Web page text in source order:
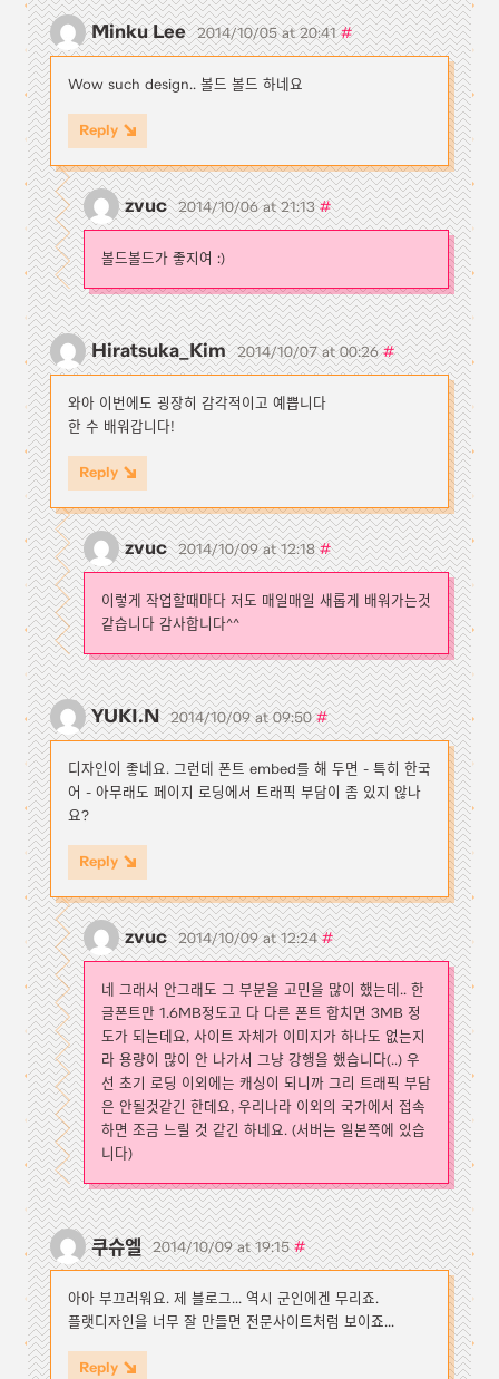
Minku Lee 2014/10/05 at 20:41#
Wow such design.. 볼드 볼드 하네요
Reply
zvuc 2014/10/06 at 21:13#
볼드볼드가 좋지여 :)
Hiratsuka_Kim 2014/10/07 at 00:26#
와아 이번에도 굉장히 감각적이고 예쁩니다
한 수 배워갑니다!
Reply
zvuc 2014/10/09 at 12:18#
이렇게 작업할때마다 저도 매일매일 새롭게 배워가는것
같습니다 감사합니다^^
YUKI.N 2014/10/09 at 09:50#
디자인이 좋네요. 그런데 폰트 embed를 해 두면 - 특히 한국
어 - 아무래도 페이지 로딩에서 트래픽 부담이 좀 있지 않나
요?
Reply
zvuc 2014/10/09 at 12:24#
네 그래서 안그래도 그 부분을 고민을 많이 했는데.. 한
글폰트만 1.6MB정도고 다 다른 폰트 합치면 3MB 정
도가 되는데요, 사이트 자체가 이미지가 하나도 없는지
라 용량이 많이 안 나가서 그냥 강행을 했습니다(..) 우
선 초기 로딩 이외에는 캐싱이 되니까 그리 트래픽 부담
은 안될것같긴 한데요, 우리나라 이외의 국가에서 접속
하면 조금 느릴 것 같긴 하네요. (서버는 일본쪽에 있습
니다)
쿠슈엘 2014/10/09 at 19:15#
아아 부끄러워요. 제 블로그... 역시 군인에겐 무리죠.
플랫디자인을 너무 잘 만들면 전문사이트처럼 보이죠...
Reply